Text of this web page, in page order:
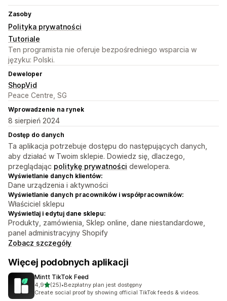
Zasoby
Polityka prywatności
Tutoriale
Ten programista nie oferuje bezpośredniego wsparcia w
języku: Polski.
Deweloper
ShopVid
Peace Centre, SG
Wprowadzenie na rynek
8 sierpień 2024
Dostęp do danych
Ta aplikacja potrzebuje dostępu do następujących danych,
aby działać w Twoim sklepie. Dowiedz się, dlaczego,
przeglądając politykę prywatności dewelopera.
Wyświetlanie danych klientów:
Dane urządzenia i aktywności
Wyświetlanie danych pracowników i współpracowników:
Właściciel sklepu
Wyświetlaj i edytuj dane sklepu:
Produkty, zamówienia, Sklep online, dane niestandardowe,
panel administracyjny Shopify
Zobacz szczegóły
Więcej podobnych aplikacji
Mintt TikTok Feed
4,9na 5 gwiazdek
(25)
Łączna liczba recenzji: 25
•Bezpłatny plan jest dostępny
Create social proof by showing official TikTok feeds & videos.